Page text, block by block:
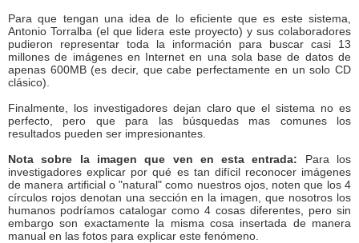
Para que tengan una idea de lo eficiente que es este sistema,
Antonio Torralba (el que lidera este proyecto) y sus colaboradores
pudieron representar toda la información para buscar casi 13
millones de imágenes en Internet en una sola base de datos de
apenas 600MB (es decir, que cabe perfectamente en un solo CD
clásico).
Finalmente, los investigadores dejan claro que el sistema no es
perfecto, pero que para las búsquedas mas comunes los
resultados pueden ser impresionantes.
Nota sobre la imagen que ven en esta entrada: Para los
investigadores explicar por qué es tan difícil reconocer imágenes
de manera artificial o "natural" como nuestros ojos, noten que los 4
círculos rojos denotan una sección en la imagen, que nosotros los
humanos podríamos catalogar como 4 cosas diferentes, pero sin
embargo son exactamente la misma cosa insertada de manera
manual en las fotos para explicar este fenómeno.